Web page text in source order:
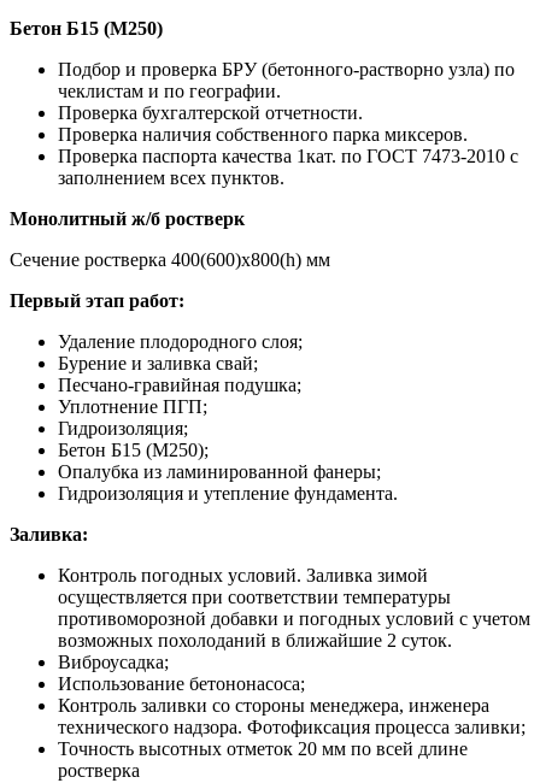
Бетон Б15 (М250)
Подбор и проверка БРУ (бетонного-растворно узла) по
чеклистам и по географии.
Проверка бухгалтерской отчетности.
Проверка наличия собственного парка миксеров.
Проверка паспорта качества 1кат. по ГОСТ 7473-2010 с
заполнением всех пунктов.
Монолитный ж/б ростверк
Сечение ростверка 400(600)х800(h) мм
Первый этап работ:
Удаление плодородного слоя;
Бурение и заливка свай;
Песчано-гравийная подушка;
Уплотнение ПГП;
Гидроизоляция;
Бетон Б15 (М250);
Опалубка из ламинированной фанеры;
Гидроизоляция и утепление фундамента.
Заливка:
Контроль погодных условий. Заливка зимой
осуществляется при соответствии температуры
противоморозной добавки и погодных условий с учетом
возможных похолоданий в ближайшие 2 суток.
Виброусадка;
Использование бетононасоса;
Контроль заливки со стороны менеджера, инженера
технического надзора. Фотофиксация процесса заливки;
Точность высотных отметок 20 мм по всей длине
ростверка